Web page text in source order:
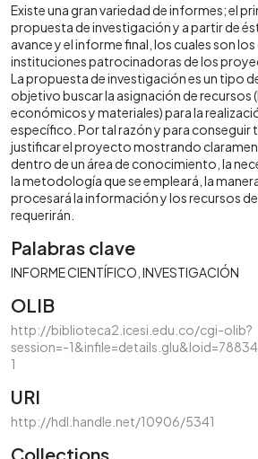
Existe una gran variedad de informes; el
propuesta de investigación y a partir de
avance y el informe final, los cuales son
instituciones patrocinadoras de los
La propuesta de investigación es un tipo
objetivo buscar la asignación de recursos
económicos y materiales) para la
específico. Por tal razón y para conseguir
justificar el proyecto mostrando
dentro de un área de conocimiento, la
la metodología que se empleará, la
procesará la información y los recursos
requerirán.
Palabras clave
INFORME CIENTÍFICO INVESTIGACIÓN
OLIB
http://biblioteca2.icesi.edu.co/cgi-olib?
session=-
1
URI
http://hdl.handle.net/10906/5341
Collections